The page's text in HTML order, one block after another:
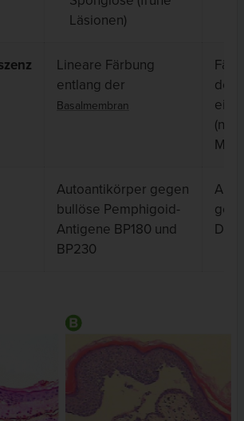
Läsionen)
Lineare Färbung
entlang der
Basalmembran
der
Autoantikörper gegen
bullöse Pemphigoid-
Antigene BP180 und
BP230